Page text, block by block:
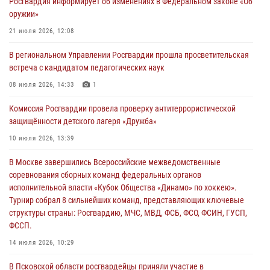
02 августа 2026, 13:28
За минувшие сутки Псковские росгвардейцы выезжали два раза на
31 июля 2026, 13:53
В Санкт-Петербурге прошел окружной этап ежегодного
сотрудников вневедомственной охраны Росгвардии, Псковские
Росгвардейцы одержали победу
30 июля 2026, 05:10
Псковская Росгвардия приглашает на службу в подразделениях
вневедомственной охраны
оружии»
21 июля 2026, 12:08
В региональном Управлении Росгвардии прошла просветительская
встреча с кандидатом педагогических наук
08 июля 2026, 14:33 1
Комиссия Росгвардии провела проверку антитеррористической
защищённости детского лагеря «Дружба»
10 июля 2026, 13:39
В Москве завершились Всероссийские межведомственные
соревнования сборных команд федеральных органов
исполнительной власти «Кубок Общества «Динамо» по хоккею».
Турнир собрал 8 сильнейших команд, представляющих ключевые
структуры страны: Росгвардию, МЧС, МВД, ФСБ, ФСО, ФСИН, ГУСП,
ФССП.
14 июля 2026, 10:29
В Псковской области росгвардейцы приняли участие в